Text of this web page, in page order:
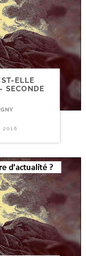
​ELLE
SECONDE
2016